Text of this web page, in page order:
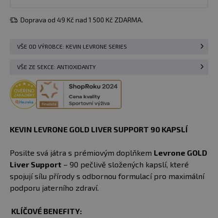
Doprava od 49 Kč nad 1 500 Kč ZDARMA.
VŠE OD VÝROBCE: KEVIN LEVRONE SERIES
VŠE ZE SEKCE: ANTIOXIDANTY
KEVIN LEVRONE GOLD LIVER SUPPORT 90 KAPSLÍ
Posilte svá játra s prémiovým doplňkem Levrone GOLD
Liver Support – 90 pečlivě složených kapslí, které
spojují sílu přírody s odbornou formulací pro maximální
podporu jaterního zdraví.
KLÍČOVÉ BENEFITY: